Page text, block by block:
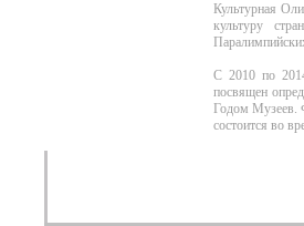
Культурная
культуру
С 2010 по
посвящен
Годом Музеев.
состоится во